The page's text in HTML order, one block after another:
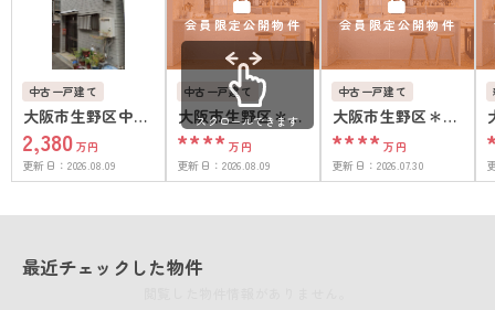
中古一戸建て
大阪市生野区中川
西１丁目
2,380 万円
更新日：2026.08.09
会員限定公開物件
中古一戸建て
大阪市生野区＊＊
＊＊
**** 万円
更新日：2026.08.09
会員限定公開物件
中古一戸建て
大阪市生野区＊＊
＊＊
**** 万円
更新日：2026.07.30
スクロールできます
最近チェックした物件